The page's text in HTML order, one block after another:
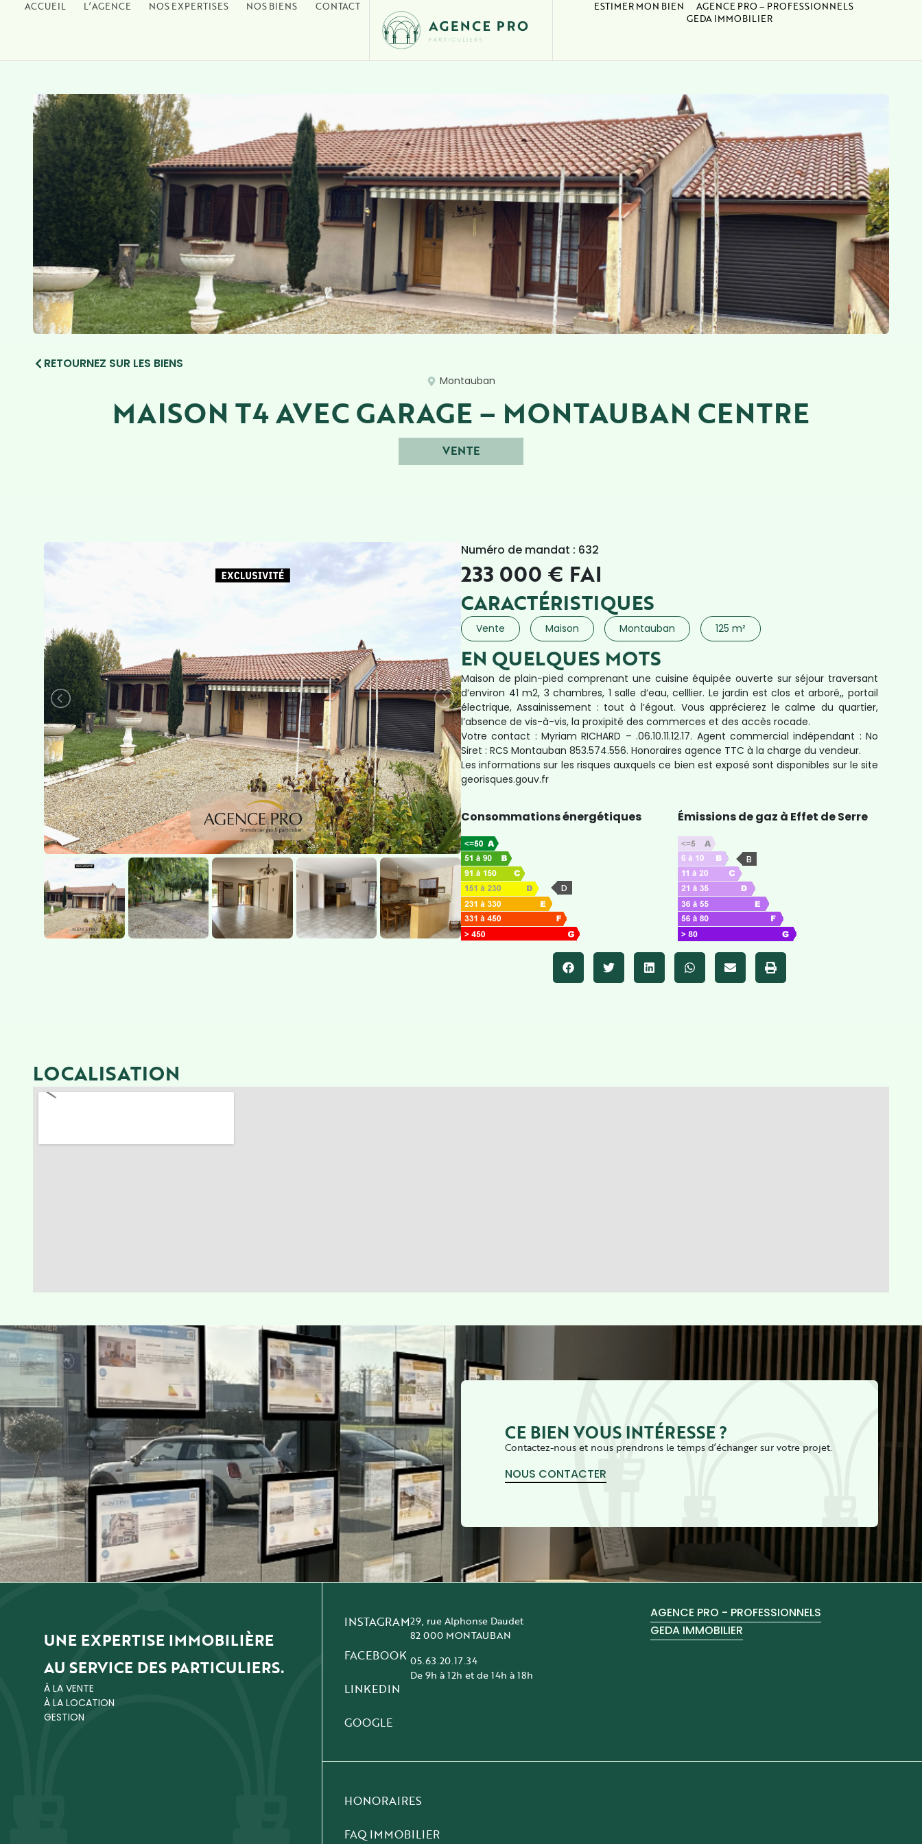
ACCUEIL L’AGENCE NOS EXPERTISES NOS BIENS CONTACT ESTIMER MON BIEN
AGENCE PRO – PROFESSIONNELS
GEDA IMMOBILIER
RETOURNEZ SUR LES BIENS
Montauban
MAISON T4 AVEC GARAGE – MONTAUBAN CENTRE
VENTE
Numéro de mandat : 632
233 000 € FAI
CARACTÉRISTIQUES
Vente Maison Montauban 125 m²
EN QUELQUES MOTS
Maison de plain-pied comprenant une cuisine équipée ouverte sur séjour traversant
d’environ 41 m2, 3 chambres, 1 salle d’eau, celllier. Le jardin est clos et arboré,, portail
électrique, Assainissement : tout à l’égout. Vous apprécierez le calme du quartier,
l’absence de vis-à-vis, la proxipité des commerces et des accès rocade.
Votre contact : Myriam RICHARD – .06.10.11.12.17. Agent commercial indépendant : No
Siret : RCS Montauban 853.574.556. Honoraires agence TTC à la charge du vendeur.
Les informations sur les risques auxquels ce bien est exposé sont disponibles sur le site
georisques.gouv.fr
Consommations énergétiques
D
Émissions de gaz à Effet de Serre
B
LOCALISATION
CE BIEN VOUS INTÉRESSE ?
Contactez-nous et nous prendrons le temps d’échanger sur votre projet.
NOUS CONTACTER
UNE EXPERTISE IMMOBILIÈRE
AU SERVICE DES PARTICULIERS.
À LA VENTE
À LA LOCATION
GESTION
INSTAGRAM
FACEBOOK
LINKEDIN
GOOGLE
29, rue Alphonse Daudet
82 000 MONTAUBAN
05.63.20.17.34
De 9h à 12h et de 14h à 18h
AGENCE PRO - PROFESSIONNELS
GEDA IMMOBILIER
HONORAIRES
FAQ IMMOBILIER